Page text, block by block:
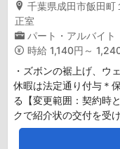
千葉県成田市飯田町
正室
パート・アルバイト
時給 1,140円～
・ズボンの裾上げ、ウ
休暇は法定通り付与＊
る【変更範囲：契約時
クで紹介状の交付を受